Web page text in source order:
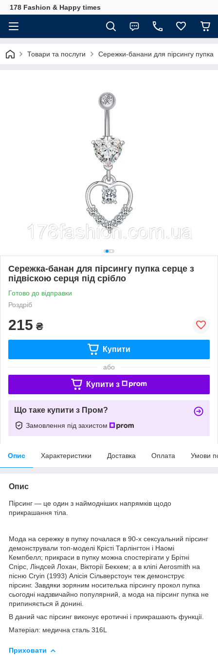
178 Fashion & Happy times
Товари та послуги Сережки-банани для пірсингу пупка
Сережка-банан для пірсингу пупка серце з
підвіскою серця під срібло
Готово до відправки
Роздріб
215 ₴
Купити
або
Купити з
Що таке купити з Пром?
Замовлення під захистом
Опис Характеристики Доставка Оплата Умови
Опис
Пірсинг — це один з наймодніших напрямків щодо
прикрашання тіла.
Мода на сережку в пупку почалася в 90-х сексуальний пірсинг
демонстрували топ-моделі Крісті Тарлінгтон і Наомі
Кемпбелл; прикраси в пупку можна спостерігати у Брітні
Спірс, Ліндсей Лохан, Вікторії Бекхем; а в кліпі Aerosmith на
пісню Cryin (1993) Алісія Сільверстоун теж демонструє
пірсинг. Завдяки зоряним носителька пірсингу прокол пупка
сьогодні надзвичайно популярний, а мода на пірсинг пупка не
припиняється й донині.
В даний час пірсинг виконує еротичні і прикрашають функції.
Матеріал: медична сталь 316L
Приховати